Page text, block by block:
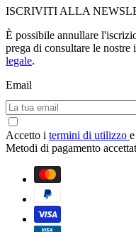
ISCRIVITI ALLA
È possibile annullare
prega di consultare le
legale.
Email
Accetto i termini di utilizzo
Metodi di pagamento